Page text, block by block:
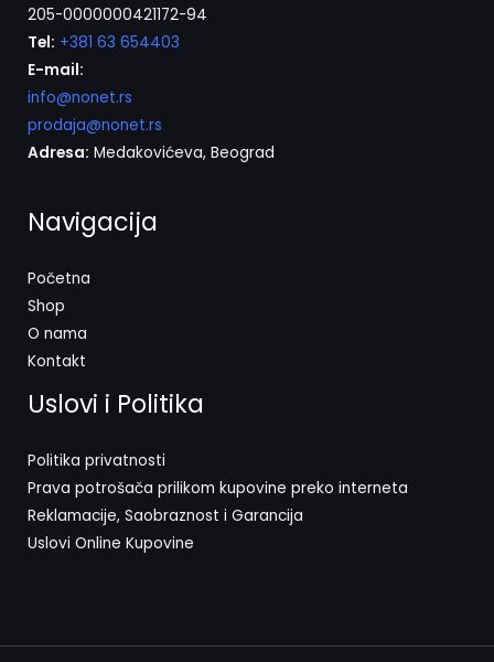
205-0000000421172-94
Tel: +381 63 654403
E-mail:
info@nonet.rs
prodaja@nonet.rs
Adresa: Medakovićeva, Beograd
Navigacija
Početna
Shop
O nama
Kontakt
Uslovi i Politika
Politika privatnosti
Prava potrošača prilikom kupovine preko interneta
Reklamacije, Saobraznost i Garancija
Uslovi Online Kupovine